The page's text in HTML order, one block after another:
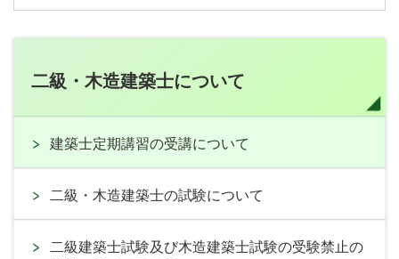
二級・木造建築士について
建築士定期講習の受講について
二級・木造建築士の試験について
二級建築士試験及び木造建築士試験の受験禁止の